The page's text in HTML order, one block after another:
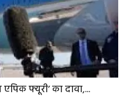
फ्यूरी’ का दावा,...